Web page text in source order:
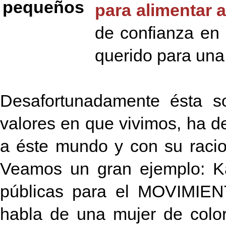
para alimentar
de confianza
querido para
Desafortunadamente ésta
valores en que vivimos, ha
a éste mundo y con su
Veamos un gran ejemplo:
públicas para el
habla de una mujer de